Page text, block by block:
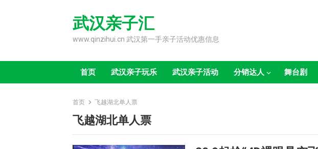
武汉亲子汇
www.qinzihui.cn 武汉第一手亲子活动优惠信息
首页 武汉亲子玩乐 武汉亲子活动 分销达人 舞台剧
首页 飞越湖北单人票
飞越湖北单人票